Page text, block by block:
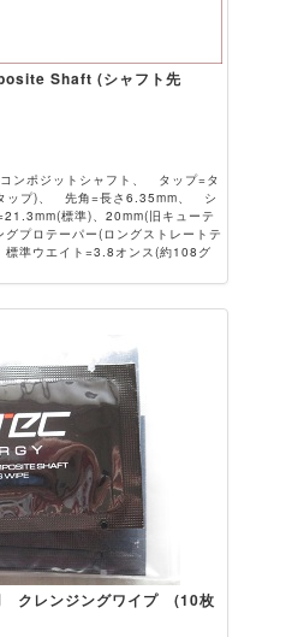
Shaft (シャフト先
ンポジットシャフト、 タップ=タ
ップ)、 先角=長さ6.35mm、 シ
標準)、20mm(旧キューテ
プロテーパー(ロングストレートテ
準ウエイト=3.8オンス(約108グ
クレンジングワイプ (10枚